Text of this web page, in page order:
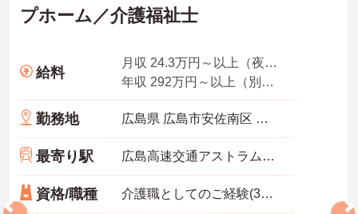
プホーム／介護福祉士
給料
月収 24.3万円～以上（夜勤5回分・諸手当込み）
年収 292万円～以上（別途賞与付与）
勤務地 広島県 広島市安佐南区 伴東7-59-11
最寄り駅 広島高速交通アストラムライン「大原(広島)駅」徒歩1分
資格/職種 介護職としてのご経験(3年以上)あれ尚可